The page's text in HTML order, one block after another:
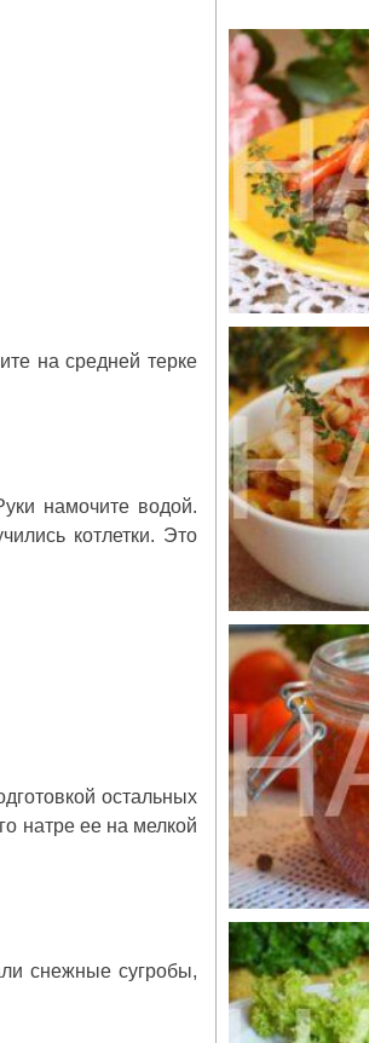
на средней терке
намочите водой.
котлетки. Это
остальных
натре ее на мелкой
снежные сугробы,